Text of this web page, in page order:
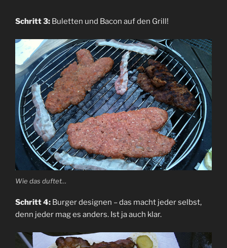
Schritt 3: Buletten und Bacon auf den Grill!
Wie das duftet…
Schritt 4: Burger designen – das macht jeder selbst,
denn jeder mag es anders. Ist ja auch klar.